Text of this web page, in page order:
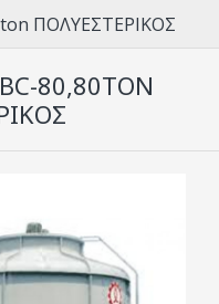
ΠΟΛΥΕΣΤΕΡΙΚΟΣ
80,80TON